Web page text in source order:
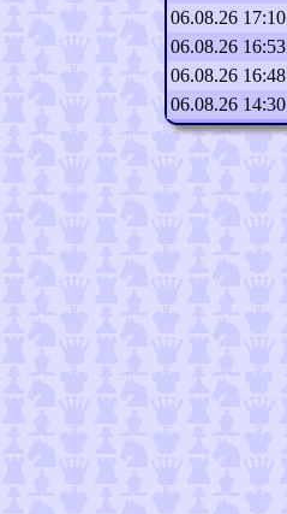
06.08.26 17:10
06.08.26 16:53
06.08.26 16:48
06.08.26 14:30